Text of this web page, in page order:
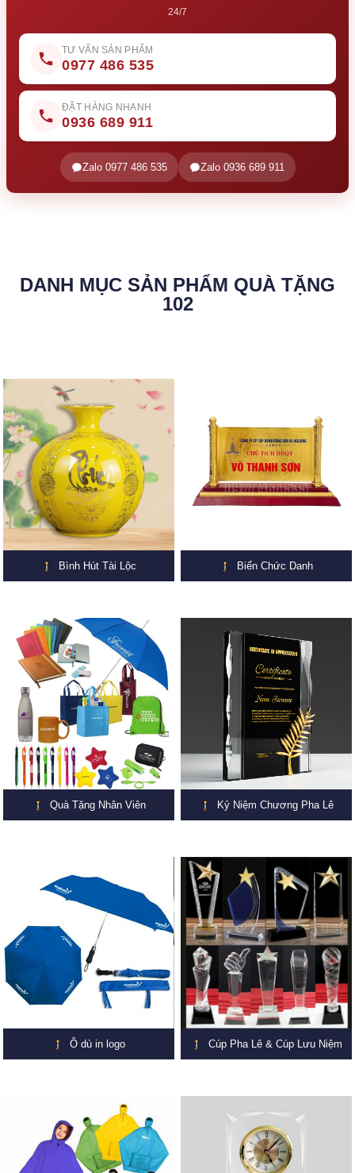
24/7
TƯ VẤN SẢN PHẨM
0977 486 535
ĐẶT HÀNG NHANH
0936 689 911
Zalo 0977 486 535 Zalo 0936 689 911
DANH MỤC SẢN PHẨM QUÀ TẶNG
102
Bình Hút Tài Lộc Biển Chức Danh
Quà Tặng Nhân Viên Kỷ Niệm Chương Pha Lê
Ô dù in logo Cúp Pha Lê & Cúp Lưu Niệm